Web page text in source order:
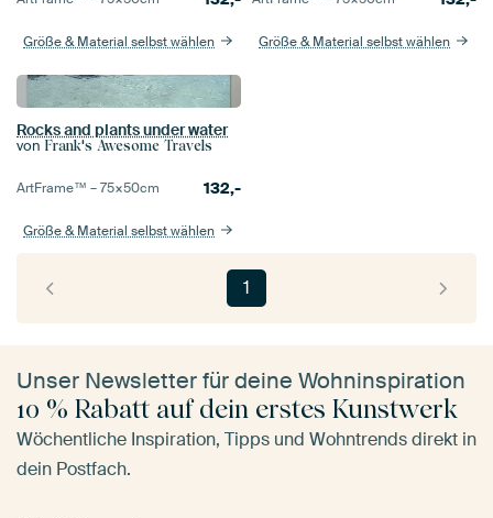
Größe & Material selbst wählen Größe & Material selbst wählen
Rocks and plants under water
von Frank's Awesome Travels
ArtFrame™ –75×50cm 132,-
Größe & Material selbst wählen
1
Unser Newsletter für deine Wohninspiration
10 % Rabatt auf dein erstes Kunstwerk
Wöchentliche Inspiration, Tipps und Wohntrends direkt in
dein Postfach.